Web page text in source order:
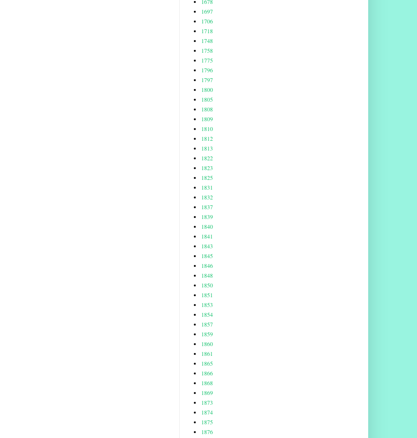
1697
1706
1718
1748
1758
1775
1796
1797
1800
1805
1808
1809
1810
1812
1813
1822
1823
1825
1831
1832
1837
1839
1840
1841
1843
1845
1846
1848
1850
1851
1853
1854
1857
1859
1860
1861
1865
1866
1868
1869
1873
1874
1875
1876